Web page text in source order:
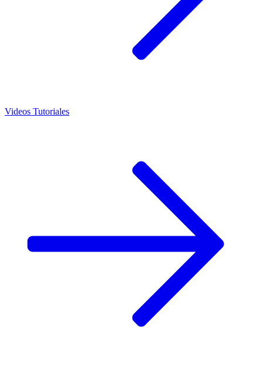
Videos Tutoriales